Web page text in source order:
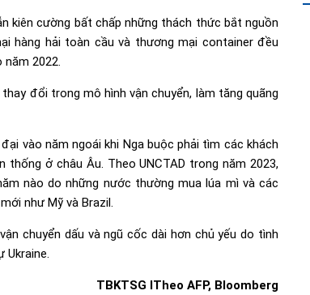
kiên cường bất chấp những thách thức bắt nguồn
hàng hải toàn cầu và thương mại container đều
2022.
đổi trong mô hình vận chuyển, làm tăng quãng
vào năm ngoái khi Nga buộc phải tìm các khách
ở châu Âu. Theo UNCTAD trong năm 2023,
nào do những nước thường mua lúa mì và các
như Mỹ và Brazil.
chuyển dấu và ngũ cốc dài hơn chủ yếu do tình
TBKTSG ITheo AFP, Bloomberg